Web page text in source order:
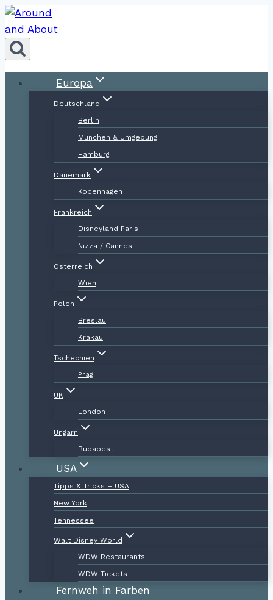
Zum
Inhalt
springen
Europa
Deutschland
Berlin
München & Umgebung
Hamburg
Dänemark
Kopenhagen
Frankreich
Disneyland Paris
Nizza / Cannes
Österreich
Wien
Polen
Breslau
Krakau
Tschechien
Prag
UK
London
Ungarn
Budapest
USA
Tipps & Tricks – USA
New York
Tennessee
Walt Disney World
WDW Restaurants
WDW Tickets
Fernweh in Farben